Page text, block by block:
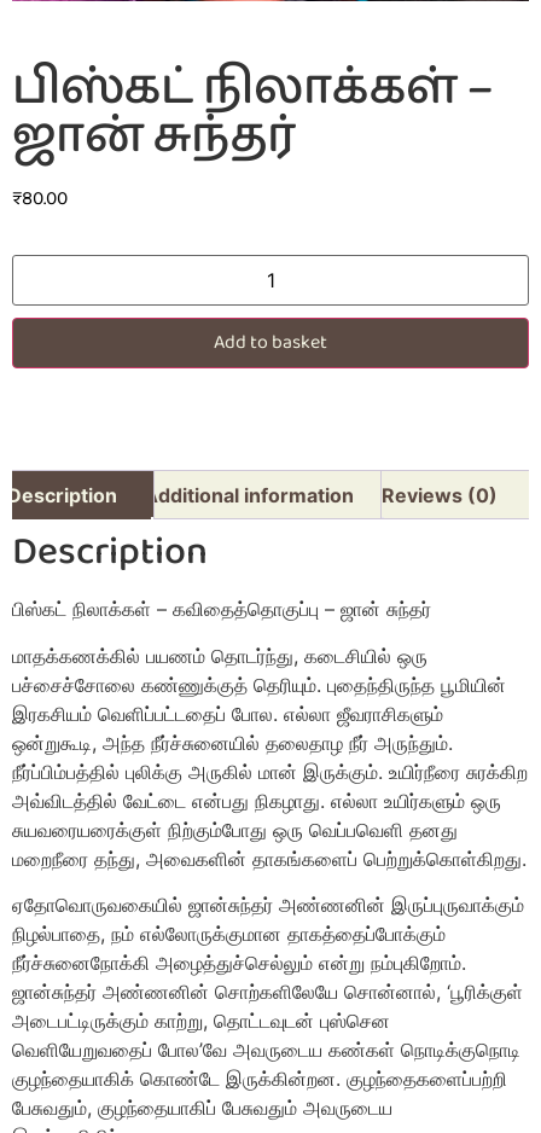
பிஸ்கட் நிலாக்கள் –
ஜான் சுந்தர்
₹80.00
Add to basket
Description Additional information Reviews (0)
Description
பிஸ்கட் நிலாக்கள் – கவிதைத்தொகுப்பு – ஜான் சுந்தர்
மாதக்கணக்கில் பயணம் தொடர்ந்து, கடைசியில் ஒரு
பச்சைச்சோலை கண்ணுக்குத் தெரியும். புதைந்திருந்த பூமியின்
இரகசியம் வெளிப்பட்டதைப் போல. எல்லா ஜீவராசிகளும்
ஒன்றுகூடி, அந்த நீர்ச்சுனையில் தலைதாழ நீர் அருந்தும்.
நீர்ப்பிம்பத்தில் புலிக்கு அருகில் மான் இருக்கும். உயிர்நீரை சுரக்கிற
அவ்விடத்தில் வேட்டை என்பது நிகழாது. எல்லா உயிர்களும் ஒரு
சுயவரையரைக்குள் நிற்கும்போது ஒரு வெப்பவெளி தனது
மறைநீரை தந்து, அவைகளின் தாகங்களைப் பெற்றுக்கொள்கிறது.
ஏதோவொருவகையில் ஜான்சுந்தர் அண்ணனின் இருப்புருவாக்கும்
நிழல்பாதை, நம் எல்லோருக்குமான தாகத்தைப்போக்கும்
நீர்ச்சுனைநோக்கி அழைத்துச்செல்லும் என்று நம்புகிறோம்.
ஜான்சுந்தர் அண்ணனின் சொற்களிலேயே சொன்னால், ‘பூரிக்குள்
அடைபட்டிருக்கும் காற்று, தொட்டவுடன் புஸ்சென
வெளியேறுவதைப் போல’வே அவருடைய கண்கள் நொடிக்குநொடி
குழந்தையாகிக் கொண்டே இருக்கின்றன. குழந்தைகளைப்பற்றி
பேசுவதும், குழந்தையாகிப் பேசுவதும் அவருடைய